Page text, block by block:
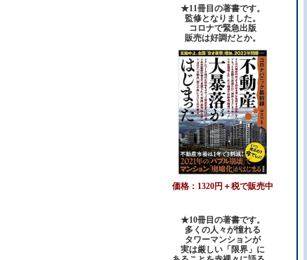
★11冊目の著書です。
監修となりました。
コロナで緊急出版
販売は好調だとか。
価格：1320円＋税で販売中
★10冊目の著書です。
多くの人々が憧れる
タワーマンションが
実は厳しい「限界」に